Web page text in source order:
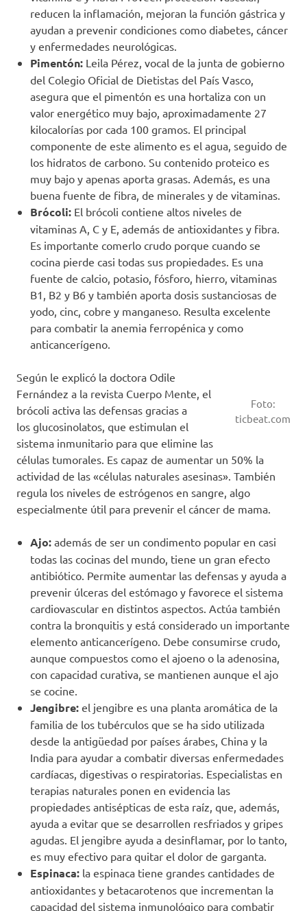
reducen la inflamación, mejoran la función gástrica y
ayudan a prevenir condiciones como diabetes, cáncer
y enfermedades neurológicas.
Pimentón: Leila Pérez, vocal de la junta de gobierno
del Colegio Oficial de Dietistas del País Vasco,
asegura que el pimentón es una hortaliza con un
valor energético muy bajo, aproximadamente 27
kilocalorías por cada 100 gramos. El principal
componente de este alimento es el agua, seguido de
los hidratos de carbono. Su contenido proteico es
muy bajo y apenas aporta grasas. Además, es una
buena fuente de fibra, de minerales y de vitaminas.
Brócoli: El brócoli contiene altos niveles de
vitaminas A, C y E, además de antioxidantes y fibra.
Es importante comerlo crudo porque cuando se
cocina pierde casi todas sus propiedades. Es una
fuente de calcio, potasio, fósforo, hierro, vitaminas
B1, B2 y B6 y también aporta dosis sustanciosas de
yodo, cinc, cobre y manganeso. Resulta excelente
para combatir la anemia ferropénica y como
anticancerígeno.
Foto:
ticbeat.com
Según le explicó la doctora Odile
Fernández a la revista Cuerpo Mente, el
brócoli activa las defensas gracias a
los glucosinolatos, que estimulan el
sistema inmunitario para que elimine las
células tumorales. Es capaz de aumentar un 50% la
actividad de las «células naturales asesinas». También
regula los niveles de estrógenos en sangre, algo
especialmente útil para prevenir el cáncer de mama.
Ajo: además de ser un condimento popular en casi
todas las cocinas del mundo, tiene un gran efecto
antibiótico. Permite aumentar las defensas y ayuda a
prevenir úlceras del estómago y favorece el sistema
cardiovascular en distintos aspectos. Actúa también
contra la bronquitis y está considerado un importante
elemento anticancerígeno. Debe consumirse crudo,
aunque compuestos como el ajoeno o la adenosina,
con capacidad curativa, se mantienen aunque el ajo
se cocine.
Jengibre: el jengibre es una planta aromática de la
familia de los tubérculos que se ha sido utilizada
desde la antigüedad por países árabes, China y la
India para ayudar a combatir diversas enfermedades
cardíacas, digestivas o respiratorias. Especialistas en
terapias naturales ponen en evidencia las
propiedades antisépticas de esta raíz, que, además,
ayuda a evitar que se desarrollen resfriados y gripes
agudas. El jengibre ayuda a desinflamar, por lo tanto,
es muy efectivo para quitar el dolor de garganta.
Espinaca: la espinaca tiene grandes cantidades de
antioxidantes y betacarotenos que incrementan la
capacidad del sistema inmunológico para combatir